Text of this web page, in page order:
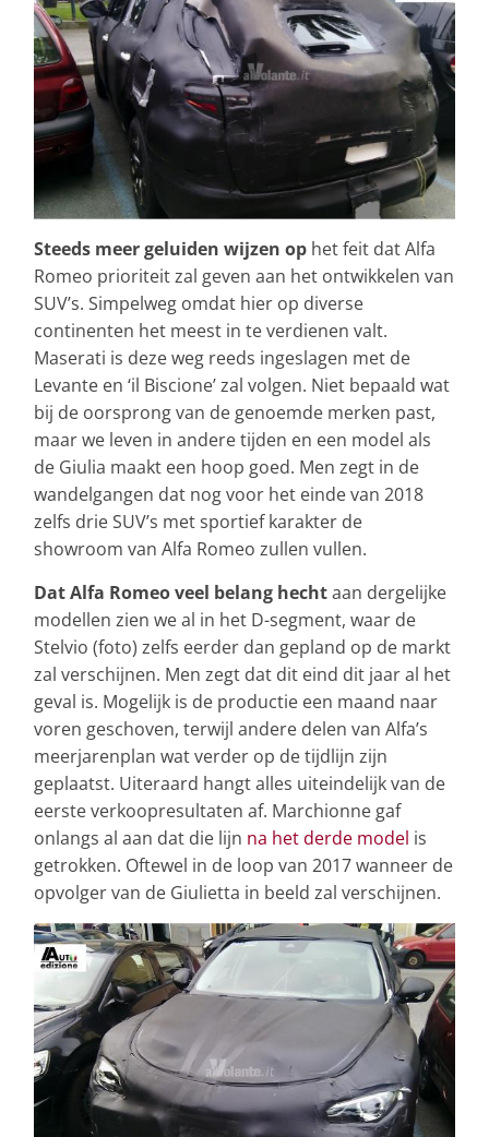
Steeds meer geluiden wijzen op het feit dat Alfa
Romeo prioriteit zal geven aan het ontwikkelen van
SUV’s. Simpelweg omdat hier op diverse
continenten het meest in te verdienen valt.
Maserati is deze weg reeds ingeslagen met de
Levante en ‘il Biscione’ zal volgen. Niet bepaald wat
bij de oorsprong van de genoemde merken past,
maar we leven in andere tijden en een model als
de Giulia maakt een hoop goed. Men zegt in de
wandelgangen dat nog voor het einde van 2018
zelfs drie SUV’s met sportief karakter de
showroom van Alfa Romeo zullen vullen.
Dat Alfa Romeo veel belang hechtaan dergelijke
modellen zien we al in het D-segment, waar de
Stelvio (foto) zelfs eerder dan gepland op de markt
zal verschijnen. Men zegt dat dit eind dit jaar al het
geval is. Mogelijk is de productie een maand naar
voren geschoven, terwijl andere delen van Alfa’s
meerjarenplan wat verder op de tijdlijn zijn
geplaatst. Uiteraard hangt alles uiteindelijk van de
eerste verkoopresultaten af. Marchionne gaf
onlangs al aan dat die lijn na het derde model is
getrokken. Oftewel in de loop van 2017 wanneer de
opvolger van de Giulietta in beeld zal verschijnen.